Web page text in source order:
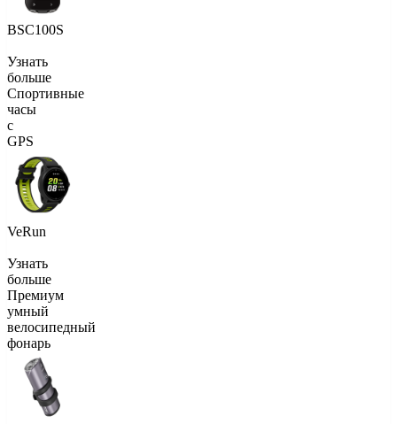
BSC100S
Узнать
больше
Спортивные
часы
с
GPS
VeRun
Узнать
больше
Премиум
умный
велосипедный
фонарь